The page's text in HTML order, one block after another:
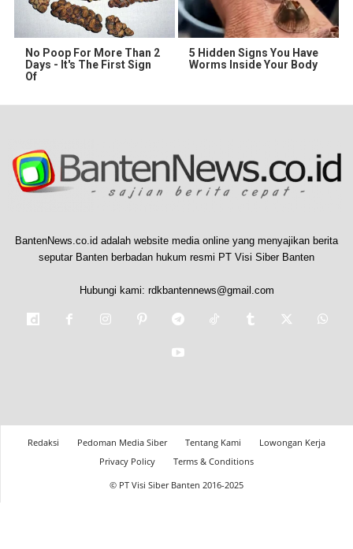
No Poop For More Than 2
Days - It's The First Sign
Of
5 Hidden Signs You Have
Worms Inside Your Body
BantenNews.co.id adalah website media online yang menyajikan berita
seputar Banten berbadan hukum resmi PT Visi Siber Banten
Hubungi kami: rdkbantennews@gmail.com
Redaksi Pedoman Media Siber Tentang Kami
Lowongan Kerja
Privacy Policy
Terms & Conditions
© PT Visi Siber Banten 2016-2025